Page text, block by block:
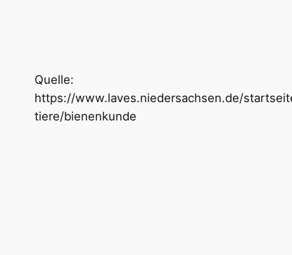
Quelle:
https://www.laves.niedersachsen.de/
tiere/bienenkunde